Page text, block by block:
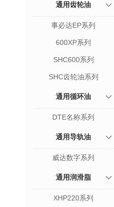
通用齿轮油
事必达EP系列
600XP系列
SHC600系列
SHC齿轮油系列
通用循环油
DTE名称系列
通用导轨油
威达数字系列
通用润滑脂
XHP220系列